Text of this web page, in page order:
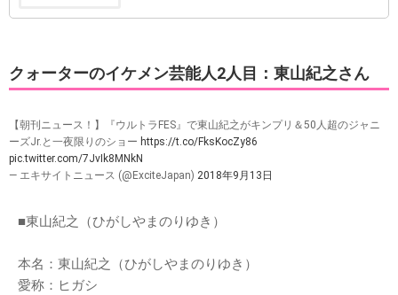
クォーターのイケメン芸能人2人目：東山紀之さん
【朝刊ニュース！】『ウルトラFES』で東山紀之がキンプリ＆50人超のジャニ
ーズJr.と一夜限りのショー https://t.co/FksKocZy86
pic.twitter.com/7JvIk8MNkN
— エキサイトニュース (@ExciteJapan) 2018年9月13日
■東山紀之（ひがしやまのりゆき）
本名：東山紀之（ひがしやまのりゆき）
愛称：ヒガシ